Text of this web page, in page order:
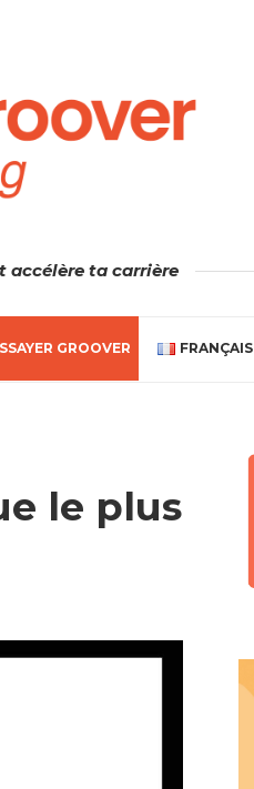
accélère ta carrière
GROOVER FRANÇAIS
le plus